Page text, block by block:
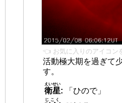
👈 お気に入りのアイコン
活動極大期を過ぎて
す。
衛星
えいせい
:
「ひので」
じこく